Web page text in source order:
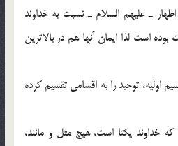
ـ عليهم السلام ـ نسبت به خداوند
بوده است لذا ايمان آنها هم در بالاترين
اوليه، توحيد را به اقسامي تقسيم كرده
خداوند يکتا است، هيچ مثل و مانند،